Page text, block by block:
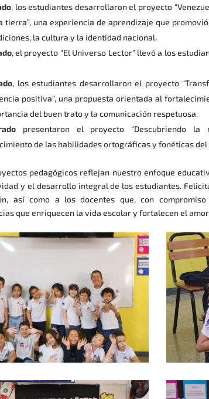
, los estudiantes desarrollaron el proyecto
tierra”, una experiencia de aprendizaje que
la cultura y la identidad nacional.
, el proyecto “El Universo Lector” llevó a los
, los estudiantes desarrollaron el proyecto
positiva”, una propuesta orientada al
del buen trato y la comunicación respetuosa.
presentaron el proyecto “Descubriendo la
de las habilidades ortográficas y fonéticas del
pedagógicos reflejan nuestro enfoque
y el desarrollo integral de los estudiantes.
así como a los docentes que, con
que enriquecen la vida escolar y fortalecen el